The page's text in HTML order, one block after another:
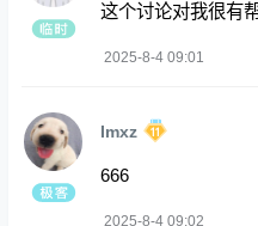
这个讨论对我很有
2025-8-4 09:01
Imxz
666
2025-8-4 09:02